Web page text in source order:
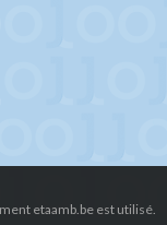
etaamb.be est utilisé.